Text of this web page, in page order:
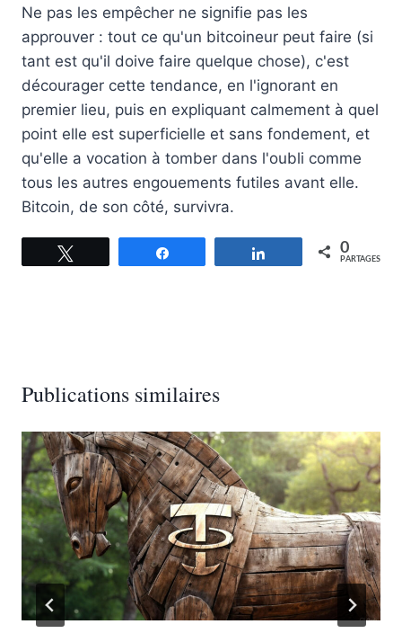
Ne pas les empêcher ne signifie pas les
approuver : tout ce qu'un bitcoineur peut faire (si
tant est qu'il doive faire quelque chose), c'est
décourager cette tendance, en l'ignorant en
premier lieu, puis en expliquant calmement à quel
point elle est superficielle et sans fondement, et
qu'elle a vocation à tomber dans l'oubli comme
tous les autres engouements futiles avant elle.
Bitcoin, de son côté, survivra.
Partagez 0
PARTAGES
Publications similaires